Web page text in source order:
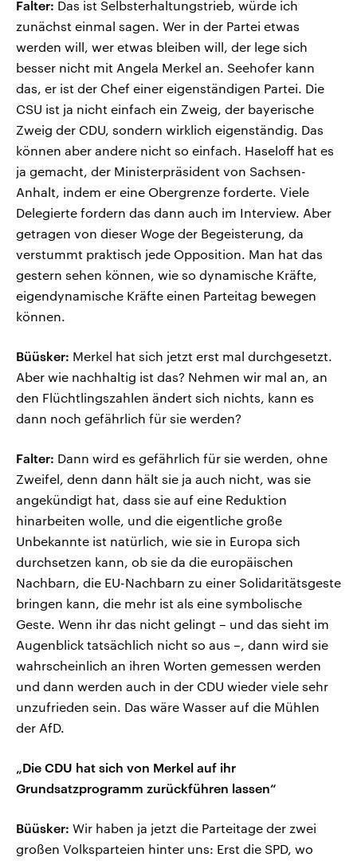
Falter: Das ist Selbsterhaltungstrieb, würde ich
zunächst einmal sagen. Wer in der Partei etwas
werden will, wer etwas bleiben will, der lege sich
besser nicht mit Angela Merkel an. Seehofer kann
das, er ist der Chef einer eigenständigen Partei. Die
CSU ist ja nicht einfach ein Zweig, der bayerische
Zweig der CDU, sondern wirklich eigenständig. Das
können aber andere nicht so einfach. Haseloff hat es
ja gemacht, der Ministerpräsident von Sachsen-
Anhalt, indem er eine Obergrenze forderte. Viele
Delegierte fordern das dann auch im Interview. Aber
getragen von dieser Woge der Begeisterung, da
verstummt praktisch jede Opposition. Man hat das
gestern sehen können, wie so dynamische Kräfte,
eigendynamische Kräfte einen Parteitag bewegen
können.
Büüsker: Merkel hat sich jetzt erst mal durchgesetzt.
Aber wie nachhaltig ist das? Nehmen wir mal an, an
den Flüchtlingszahlen ändert sich nichts, kann es
dann noch gefährlich für sie werden?
Falter: Dann wird es gefährlich für sie werden, ohne
Zweifel, denn dann hält sie ja auch nicht, was sie
angekündigt hat, dass sie auf eine Reduktion
hinarbeiten wolle, und die eigentliche große
Unbekannte ist natürlich, wie sie in Europa sich
durchsetzen kann, ob sie da die europäischen
Nachbarn, die EU-Nachbarn zu einer Solidaritätsgeste
bringen kann, die mehr ist als eine symbolische
Geste. Wenn ihr das nicht gelingt – und das sieht im
Augenblick tatsächlich nicht so aus –, dann wird sie
wahrscheinlich an ihren Worten gemessen werden
und dann werden auch in der CDU wieder viele sehr
unzufrieden sein. Das wäre Wasser auf die Mühlen
der AfD.
„Die CDU hat sich von Merkel auf ihr
Grundsatzprogramm zurückführen lassen“
Büüsker: Wir haben ja jetzt die Parteitage der zwei
großen Volksparteien hinter uns: Erst die SPD, wo